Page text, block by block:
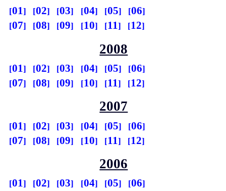
01 02 03 04 05
06
07
08 09 10 11 12
2008
01 02 03 04 05
06
07
08 09 10 11 12
2007
01 02 03 04 05
06
07
08 09 10 11 12
2006
01 02 03 04 05
06